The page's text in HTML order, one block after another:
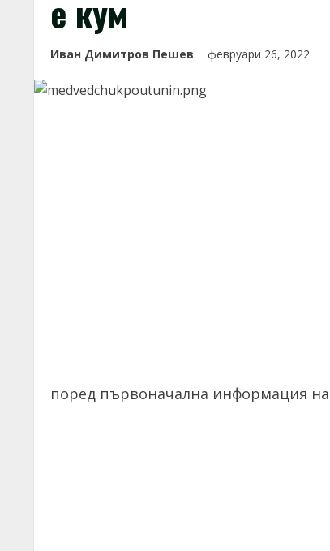
е кум
Иван Димитров Пешев февруари 26, 2022
поред първоначална информация